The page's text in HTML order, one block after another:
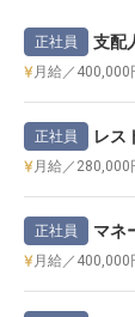
正社員 支配
月給／400,000
正社員 レス
月給／280,000
正社員 マネ
月給／400,000